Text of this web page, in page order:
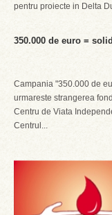
pentru proiecte in Delta
350.000 de euro =
Campania "350.000 de
urmareste strangerea
Centru de Viata
Centrul...